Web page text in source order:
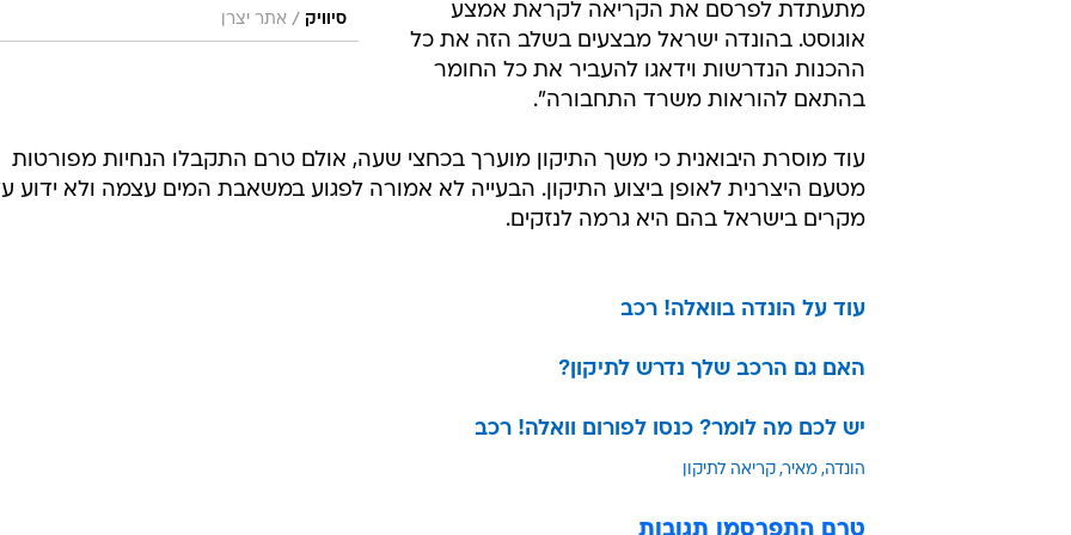
סיוויק / אתר יצרן
מתעתדת לפרסם את הקריאה לקראת אמצע
אוגוסט. בהונדה ישראל מבצעים בשלב הזה את כל
ההכנות הנדרשות וידאגו להעביר את כל החומר
בהתאם להוראות משרד התחבורה".
עוד מוסרת היבואנית כי משך התיקון מוערך בכחצי שעה, אולם טרם התקבלו הנחיות מפורטות
מטעם היצרנית לאופן ביצוע התיקון. הבעייה לא אמורה לפגוע במשאבת המים עצמה ולא ידוע
מקרים בישראל בהם היא גרמה לנזקים.
עוד על הונדה בוואלה! רכב
האם גם הרכב שלך נדרש לתיקון?
יש לכם מה לומר? כנסו לפורום וואלה! רכב
הונדה מאיר קריאה לתיקון